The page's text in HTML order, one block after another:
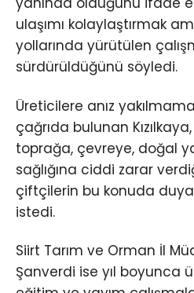
ulaşımı kolaylaştırmak
yollarında yürütülen
sürdürüldüğünü söyledi.
Üreticilere anız
çağrıda bulunan Kızılkaya,
toprağa, çevreye, doğal
sağlığına ciddi zarar
çiftçilerin bu konuda
istedi.
Siirt Tarım ve Orman İl
Şanverdi ise yıl boyunca